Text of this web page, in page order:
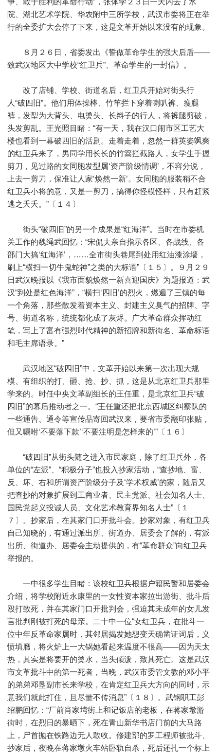
争、敢于胜利的革命行动”，张体学２３日一天内去了水
院、湖北艺术学院、华农附中三所学校，武汉市委将正在举
行的全委扩大会停了下来，这是文革开始以来没有的现象。
８月２６日，省委发出《誓做革命学生的强大后盾——
致武汉地区大中学校“红卫兵”、革命学生的一封信》。
改了店铺、学校、街道名后，红卫兵开始对街头行
人“破四旧”。他们用体操棒、竹竿拦下穿着喇叭裤、瘦腿
裤，发型为大背头、电烫头、长辫子的行人，将裤腿剪破，
头发剪乱。王光照目睹：“有一天，我在汉口闹市区工艺大
楼也看到一幕破四旧的活剧。走着走着，忽然一群英姿飒爽
的红卫兵来了，男同学用长长的竹篙拦截路人，女学生手握
剪刀，见过路的女同胞发型属‘资产阶级情调’，不容分说，
上去一剪刀，保准让人家‘焕然一新’。女同胞的服装稍不合
红卫兵小将的意，又是一剪刀，搞得你怪模怪样，只有赶紧
逃之夭夭。”〔１４〕
街头“破四旧”的另一个成果是“红海洋”。当时在市委机
关工作的魏绳武回忆：“宋侃夫亲自指示各区、各战线、各
部门大搞‘红海洋’，……全市街头巷尾到处用红油漆涂墙，
刷上“横扫一切牛鬼蛇神”之类的大标语”〔１５〕。９月２９
日武汉晚报以《我市面貌焕然一新喜迎国庆》为题报道：武
汉“到处是红色海洋”，“横扫‘四旧’的烈火，燃遍了三镇的每
一个角落，那些散发着资本主义、封建主义臭气的招牌、字
号、街道名称，统统都化成了灰烬。广大革命群众挥动红
笔，写上了富有强烈时代精神的新招牌和新街名、革命标语
和毛主席语录。”
武汉地区“破四旧”中，文革开始以来第一次出现大规
模、有组织的打、砸、抢、抄、抓，这是从北京红卫兵那里
学来的。时任中央文革副组长的王任重，是北京红卫兵“破
四旧”的幕后推动者之一。“王任重还把北京西城区纠察队的
一些通告、通令等宣传品寄回武汉来，要省市委翻印张贴，
但又嘱咐‘不要落下款’‘不要注明是怎样来的’”〔１６〕
“破四旧”从街头随之进入市民家庭，除了红卫兵外，各
单位的“左派”、“积极分子”也投入抄家活动，“查抄地、富、
反、坏、右和所谓资产阶级分子及‘学术权威’的家，随后又
把查抄的对象扩展到工商业者、民主党派、社会知名人士、
国民党起义投诚人员、文化艺术教育界知名人士”〔１
７〕。抄家后，在其家门口开批斗会。抄家对象，有红卫兵
自己知晓的，有通过派出所、街道办、居委会了解的，有派
出所、街道办、居委会主动提供的，有“革命群众”向红卫兵
举报的。
一中很多学生目睹：该校红卫兵根据户籍民警和居委会
介绍，将学校附近永康里的一女性资本家拉出游街、批斗后
殴打致死，并在其家门口开批判会，强迫其未成年的女儿发
言批判刚被打死的母亲。二十中一位“女红卫兵，在批斗一
位中年反革命家属时，其邻居揭发她想变天确凿证词后，义
愤填膺，将火炉上一大锅她看起来温度不很高——因为天太
热，其实是将要开的烫水，当头倾泼，致其死亡。这是武汉
市文革批斗中的第一死者，当晚，武汉市委管文教的邓小平
的弟弟邓垦副市长来学校，在肯定红卫兵大方向的同时，示
意我们就此打住，且尽量不传消息”〔１８〕。武钢职工彭
绍鹏回忆：“厂前肖家塆街上和记饭店的老板，在蒋家墩游
街时，在烈日的暴晒下，死在青山新华书店门前的大马路
上，尸首抛在铁路边无人敢收。修建部的罗工程师被批斗、
抄家后，夜晚在蒋家墩火车站卧轨自杀，死后还扎一个标上